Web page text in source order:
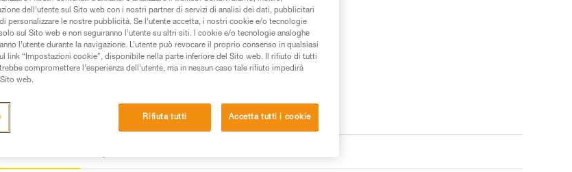
dell’utente sul Sito web con i nostri partner di servizi di analisi dei dati, pubblicitari
personalizzare le nostre pubblicità. Se l’utente accetta, i nostri cookie e/o tecnologie
sul Sito web e non seguiranno l’utente su altri siti. I cookie e/o tecnologie analoghe
l’utente durante la navigazione. L’utente può revocare il proprio consenso in qualsiasi
link “Impostazioni cookie”, disponibile nella parte inferiore del Sito web. Il rifiuto di tutti
compromettere l’esperienza dell’utente, ma in nessun caso tale rifiuto impedirà
web.
Rifiuta tutti Accetta tutti i cookie